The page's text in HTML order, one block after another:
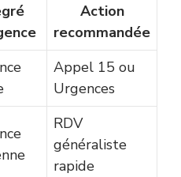
Action
recommandée
Appel 15 ou
Urgences
RDV
généraliste
rapide